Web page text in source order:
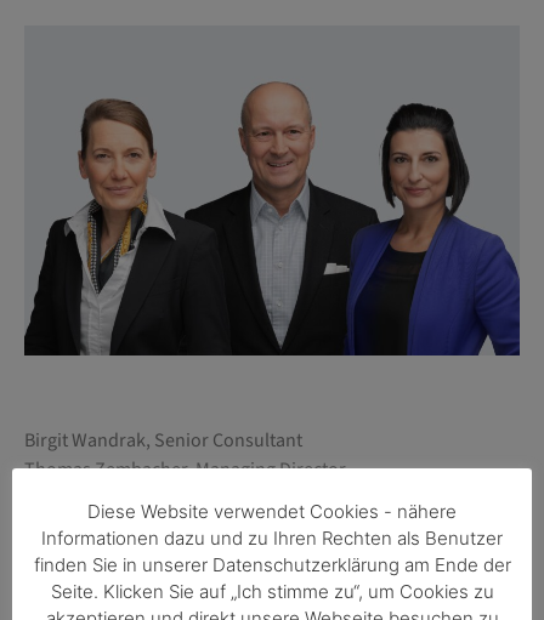
Birgit Wandrak, Senior Consultant
Thomas Zembacher, Managing Director
Nina Sattlegger, Executive Director
Diese Website verwendet Cookies - nähere
Informationen dazu und zu Ihren Rechten als Benutzer
finden Sie in unserer Datenschutzerklärung am Ende der
Seite. Klicken Sie auf „Ich stimme zu“, um Cookies zu